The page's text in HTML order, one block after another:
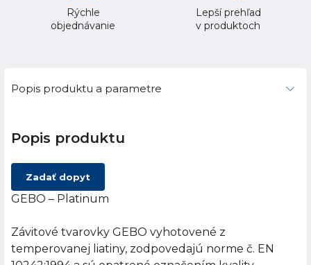
Rýchle
objednávanie
Lepší prehľad
v produktoch
Popis produktu a parametre
Popis produktu
Zadať dopyt
GEBO – Platinum
Závitové tvarovky GEBO vyhotovené z
temperovanej liatiny, zodpovedajú norme č. EN